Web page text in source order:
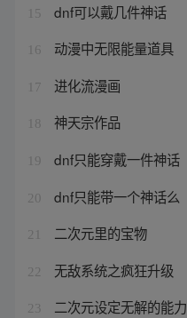
15 dnf可以戴几件神话
16 动漫中无限能量道具
17 进化流漫画
18 神天宗作品
19 dnf只能穿戴一件神话
20 dnf只能带一个神话么
21 二次元里的宝物
22 无敌系统之疯狂升级
23 二次元设定无解的能力